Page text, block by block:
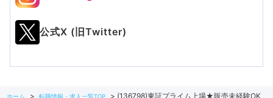
公式X (旧Twitter)
ホーム 転職情報・求人一覧TOP (136798)東証プライム上場★販売未経験OK